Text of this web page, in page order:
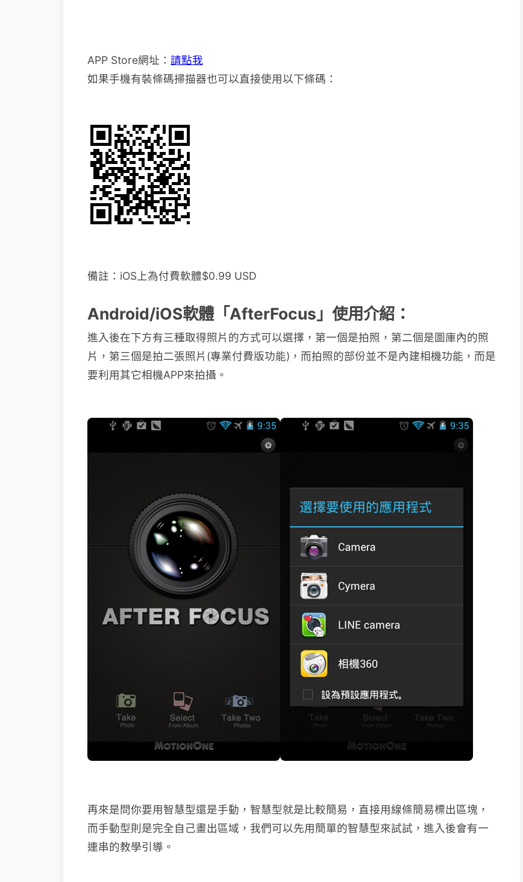
APP Store網址： 請點我
如果手機有裝條碼掃描器也可以直接使用以下條碼：
備註：iOS上為付費軟體$0.99 USD
Android/iOS軟體「AfterFocus」使用介紹：
進入後在下方有三種取得照片的方式可以選擇，第一個是拍照，第二個是圖庫內的照
片，第三個是拍二張照片(專業付費版功能)，而拍照的部份並不是內建相機功能，而是
要利用其它相機APP來拍攝。
再來是問你要用智慧型還是手動，智慧型就是比較簡易，直接用線條簡易標出區塊，
而手動型則是完全自己畫出區域，我們可以先用簡單的智慧型來試試，進入後會有一
連串的教學引導。